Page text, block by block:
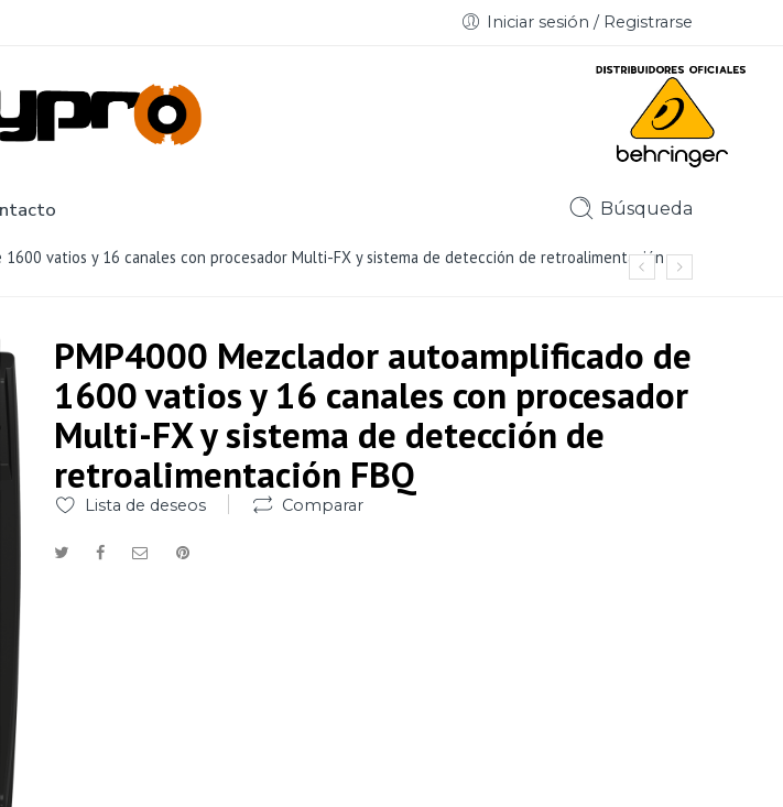
Iniciar sesión / Registrarse
Búsqueda
vatios y 16 canales con procesador Multi-FX y sistema de detección de retroalimentación
PMP4000 Mezclador autoamplificado de
1600 vatios y 16 canales con procesador
Multi-FX y sistema de detección de
retroalimentación FBQ
Lista de deseos Comparar